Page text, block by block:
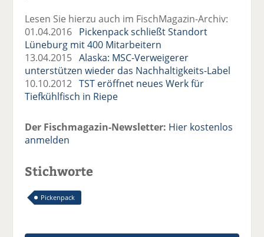
Lesen Sie hierzu auch im FischMagazin-Archiv:
01.04.2016 Pickenpack schließt Standort
Lüneburg mit 400 Mitarbeitern
13.04.2015Alaska: MSC-Verweigerer
unterstützen wieder das Nachhaltigkeits-Label
10.10.2012 TST eröffnet neues Werk für
Tiefkühlfisch in Riepe
Der Fischmagazin-Newsletter: Hier kostenlos
anmelden
Stichworte
Pickenpack